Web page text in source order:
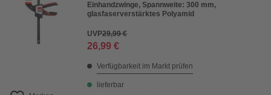
Einhandzwinge, Spannweite: 300 mm,
glasfaserverstärktes Polyamid
UVP29,99 €
26,99 €
Verfügbarkeit im Markt prüfen
lieferbar